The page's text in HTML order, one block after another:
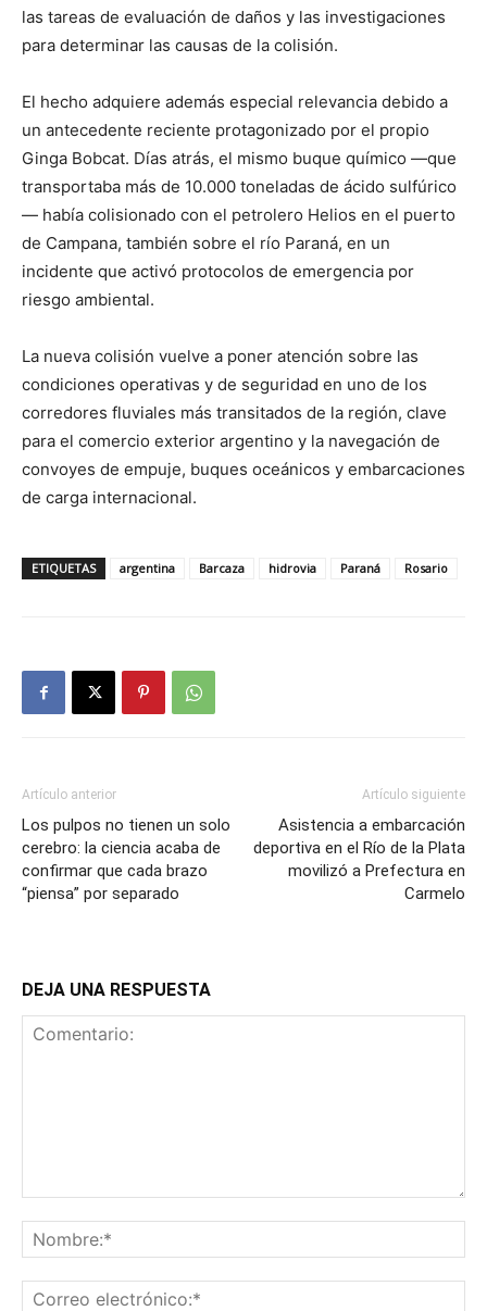
las tareas de evaluación de daños y las investigaciones
para determinar las causas de la colisión.
El hecho adquiere además especial relevancia debido a
un antecedente reciente protagonizado por el propio
Ginga Bobcat. Días atrás, el mismo buque químico —que
transportaba más de 10.000 toneladas de ácido sulfúrico
— había colisionado con el petrolero Helios en el puerto
de Campana, también sobre el río Paraná, en un
incidente que activó protocolos de emergencia por
riesgo ambiental.
La nueva colisión vuelve a poner atención sobre las
condiciones operativas y de seguridad en uno de los
corredores fluviales más transitados de la región, clave
para el comercio exterior argentino y la navegación de
convoyes de empuje, buques oceánicos y embarcaciones
de carga internacional.
ETIQUETAS argentina Barcaza hidrovia Paraná Rosario
Artículo anterior
Los pulpos no tienen un solo
cerebro: la ciencia acaba de
confirmar que cada brazo
“piensa” por separado
Artículo siguiente
Asistencia a embarcación
deportiva en el Río de la Plata
movilizó a Prefectura en
Carmelo
DEJA UNA RESPUESTA